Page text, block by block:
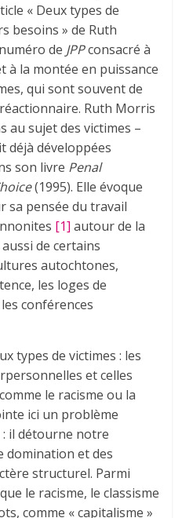
« Deux types de
besoins » de Ruth
de JPPconsacré à
à la montée en puissance
qui sont souvent de
Ruth Morris
au sujet des victimes –
déjà développées
son livre Penal
(1995). Elle évoque
sa pensée du travail
[1] autour de la
de certains
autochtones,
les loges de
conférences
types de victimes : les
et celles
le racisme ou la
ici un problème
il détourne notre
domination et des
structurel. Parmi
le racisme, le classisme
comme « capitalisme »